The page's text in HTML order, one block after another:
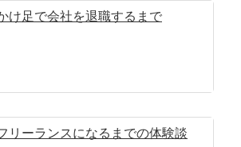
け足で会社を退職するまで
リーランスになるまでの体験談